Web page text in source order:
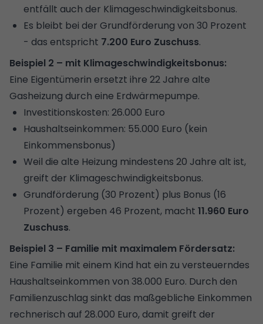
entfällt auch der Klimageschwindigkeitsbonus.
Es bleibt bei der Grundförderung von 30 Prozent
- das entspricht 7.200 Euro Zuschuss.
Beispiel 2 – mit Klimageschwindigkeitsbonus:
Eine Eigentümerin ersetzt ihre 22 Jahre alte
Gasheizung durch eine Erdwärmepumpe.
Investitionskosten: 26.000 Euro
Haushaltseinkommen: 55.000 Euro (kein
Einkommensbonus)
Weil die alte Heizung mindestens 20 Jahre alt ist,
greift der Klimageschwindigkeitsbonus.
Grundförderung (30 Prozent) plus Bonus (16
Prozent) ergeben 46 Prozent, macht 11.960 Euro
Zuschuss.
Beispiel 3 – Familie mit maximalem Fördersatz:
Eine Familie mit einem Kind hat ein zu versteuerndes
Haushaltseinkommen von 38.000 Euro. Durch den
Familienzuschlag sinkt das maßgebliche Einkommen
rechnerisch auf 28.000 Euro, damit greift der